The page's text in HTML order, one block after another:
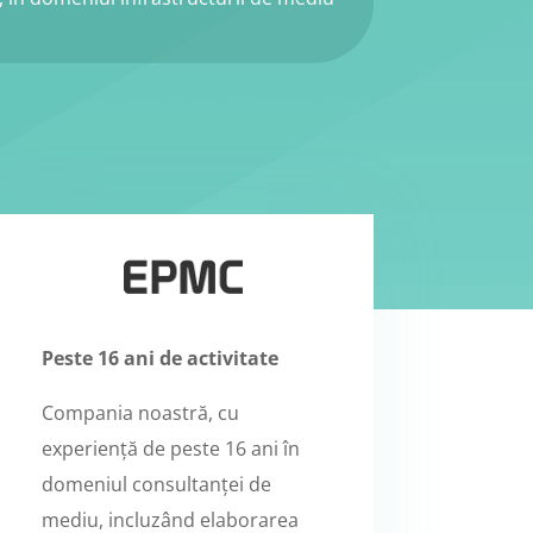
Peste 16 ani de activitate
Compania noastră, cu
experiență de peste 16 ani în
domeniul consultanței de
mediu, incluzând elaborarea